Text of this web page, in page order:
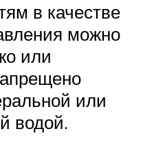
в качестве
можно
или
или
водой.